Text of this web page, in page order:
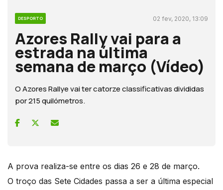
DESPORTO 02 fev, 2020, 13:09
Azores Rally vai para a
estrada na última
semana de março (Vídeo)
O Azores Rallye vai ter catorze classificativas divididas
por 215 quilómetros.
A prova realiza-se entre os dias 26 e 28 de março.
O troço das Sete Cidades passa a ser a última especial